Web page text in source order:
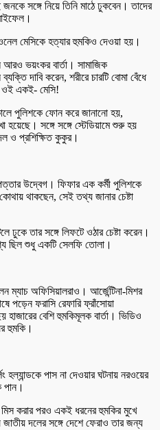
সঙ্গে নিয়ে তিনি মাঠে ঢুকবেন। তাদের
মেসিকে হত্যার হুমকিও দেওয়া হয়।
আরও ভয়ংকর বার্তা। সামাজিক
দাবি করেন, শরীরে চারটি বোমা বেঁধে
ওই একই- মেসি!
পুলিশকে ফোন করে জানানো হয়,
হয়েছে। সঙ্গে সঙ্গে স্টেডিয়ামে শুরু হয়
ও প্রশিক্ষিত কুকুর।
উদ্বেগ। ফিফার এক কর্মী পুলিশকে
থাকছেন, সেই তথ্য জানার চেষ্টা
তার সঙ্গে লিফটে ওঠার চেষ্টা করেন।
ছিল শুধু একটি সেলফি তোলা।
ম্যাচ অফিসিয়ালরাও। আর্জেন্টিনা-মিশর
পড়েন ফরাসি রেফারি ফ্রাঁসোয়া
বেশি হুমকিমূলক বার্তা। ভিডিও
হুমকি।
হল্যান্ডকে পাস না দেওয়ার ঘটনায় নরওয়ের
পান।
মিস করার পরও একই ধরনের হুমকির মুখে
দলের সঙ্গে দেশে ফেরাও তার জন্য